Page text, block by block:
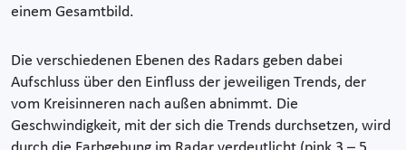
einem Gesamtbild.
Die verschiedenen Ebenen des Radars geben dabei
Aufschluss über den Einfluss der jeweiligen Trends, der
vom Kreisinneren nach außen abnimmt. Die
Geschwindigkeit, mit der sich die Trends durchsetzen, wird